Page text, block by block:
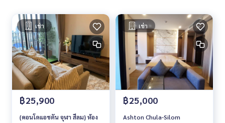
เช่า
฿25,900
{คอนโดแอชตัน จุฬา สีลม} ห้อง
เช่า
฿25,000
Ashton Chula-Silom